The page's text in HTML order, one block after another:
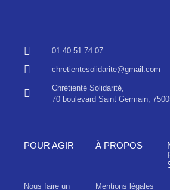
01 40 51 74 07
chretientesolidarite@gmail.com
Chrétienté Solidarité,
70 boulevard Saint Germain,
POUR AGIR
Nous faire un
À PROPOS
Mentions légales